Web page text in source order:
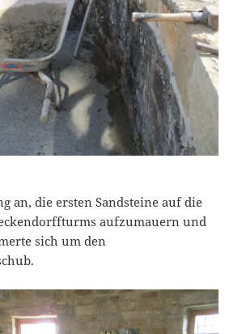
an, die ersten Sandsteine auf die
aufzumauern und
sich um den